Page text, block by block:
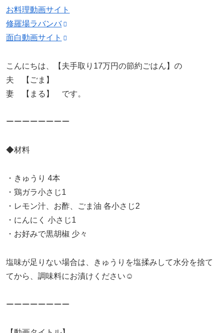
お料理動画サイト
修羅場ラバンバ
面白動画サイト
こんにちは、【夫手取り17万円の節約ごはん】の
夫 【ごま】
妻 【まる】 です。
ーーーーーーーー
◆材料
・きゅうり 4本
・鶏ガラ小さじ1
・レモン汁、お酢、ごま油 各小さじ2
・にんにく 小さじ1
・お好みで黒胡椒 少々
塩味が足りない場合は、きゅうりを塩揉みして水分を捨て
てから、調味料にお漬けください☺️
ーーーーーーーー